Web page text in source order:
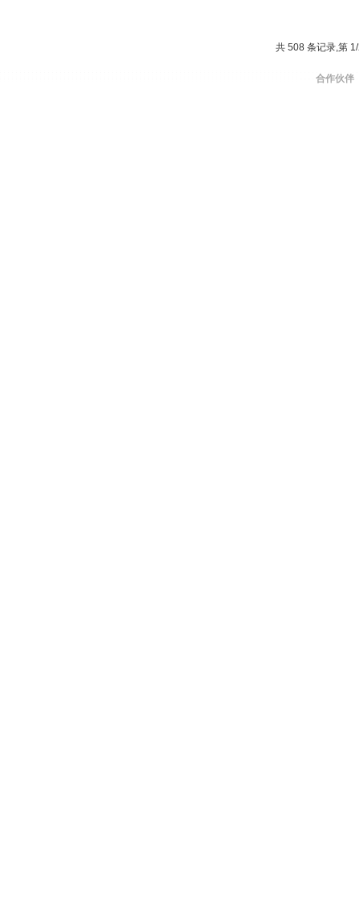
共 508 条记录,第
合作伙伴